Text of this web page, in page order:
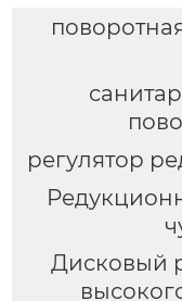
регулятор
Дисковый